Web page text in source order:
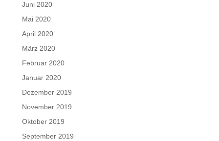
Juni 2020
Mai 2020
April 2020
März 2020
Februar 2020
Januar 2020
Dezember 2019
November 2019
Oktober 2019
September 2019